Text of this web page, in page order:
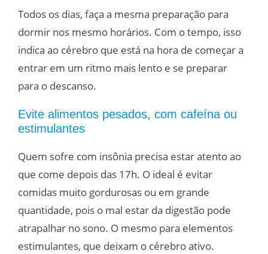
Todos os dias, faça a mesma preparação para
dormir nos mesmo horários. Com o tempo, isso
indica ao cérebro que está na hora de começar a
entrar em um ritmo mais lento e se preparar
para o descanso.
Evite alimentos pesados, com cafeína ou
estimulantes
Quem sofre com insônia precisa estar atento ao
que come depois das 17h. O ideal é evitar
comidas muito gordurosas ou em grande
quantidade, pois o mal estar da digestão pode
atrapalhar no sono. O mesmo para elementos
estimulantes, que deixam o cérebro ativo.